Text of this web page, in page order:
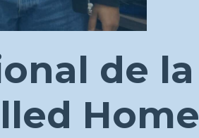
de la
Home